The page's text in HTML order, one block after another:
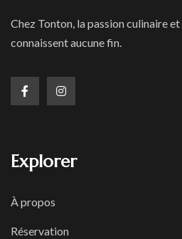
Chez Tonton, la passion culinaire
connaissent aucune fin.
Explorer
À propos
Réservation